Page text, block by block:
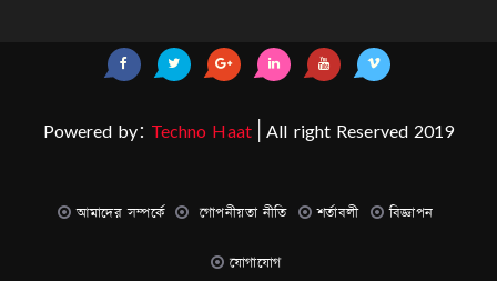
Powered by: Techno Haat| All right Reserved 2019
আমাদের সম্পর্কে গোপনীয়তা নীতি শর্তাবলী বিজ্ঞাপন
যোগাযোগ